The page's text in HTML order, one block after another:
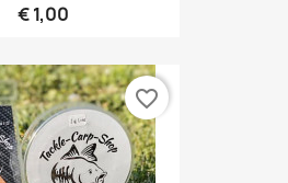
€ 1,00
favorite_border